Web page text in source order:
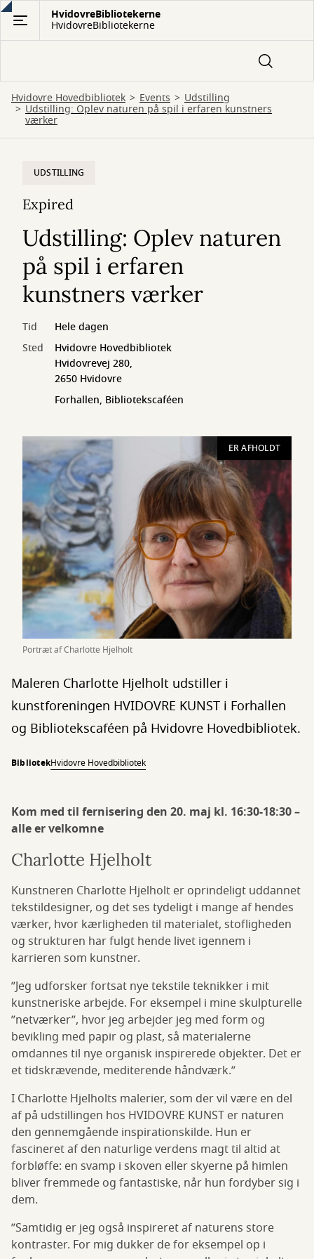
Gå
hovedindhold
HvidovreBibliotekerne
HvidovreBibliotekerne
Hvidovre Hovedbibliotek Events Udstilling
Udstilling: Oplev naturen på spil i erfaren kunstners
værker
ER AFHOLDT
Portræt af Charlotte Hjelholt
UDSTILLING
Expired
Udstilling: Oplev naturen
på spil i erfaren
kunstners værker
Tid
Hele dagen
Sted
Hvidovre Hovedbibliotek
Hvidovrevej 280,
2650 Hvidovre
Forhallen, Bibliotekscaféen
Maleren Charlotte Hjelholt udstiller i
kunstforeningen HVIDOVRE KUNST i Forhallen
og Bibliotekscaféen på Hvidovre Hovedbibliotek.
BibliotekHvidovre Hovedbibliotek
Kom med til fernisering den 20. maj kl. 16:30-18:30 –
alle er velkomne
Charlotte Hjelholt
Kunstneren Charlotte Hjelholt er oprindeligt uddannet
tekstildesigner, og det ses tydeligt i mange af hendes
værker, hvor kærligheden til materialet, stofligheden
og strukturen har fulgt hende livet igennem i
karrieren som kunstner.
”Jeg udforsker fortsat nye tekstile teknikker i mit
kunstneriske arbejde. For eksempel i mine skulpturelle
”netværker”, hvor jeg arbejder jeg med form og
bevikling med papir og plast, så materialerne
omdannes til nye organisk inspirerede objekter. Det er
et tidskrævende, mediterende håndværk.”
I Charlotte Hjelholts malerier, som der vil være en del
af på udstillingen hos HVIDOVRE KUNST er naturen
den gennemgående inspirationskilde. Hun er
fascineret af den naturlige verdens magt til altid at
forbløffe: en svamp i skoven eller skyerne på himlen
bliver fremmede og fantastiske, når hun fordyber sig i
dem.
”Samtidig er jeg også inspireret af naturens store
kontraster. For mig dukker de for eksempel op i